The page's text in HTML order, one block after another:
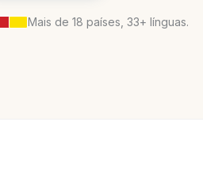
Mais de 18 países, 33+ línguas.